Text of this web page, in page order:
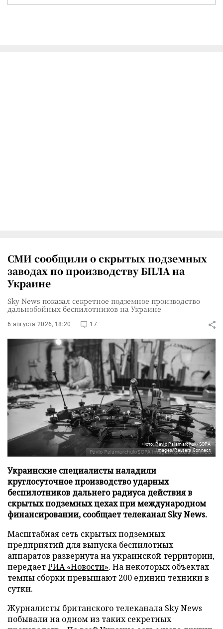
СМИ сообщили о скрытых подземных
заводах по производству БПЛА на
Украине
Sky News показал секретное подземное производство
дальнобойных беспилотников на Украине
6 августа 2026, 18:20 17
Фото: Pavlo Palamarchuk/SOPA
Images/Reuters Connect
Украинские специалисты наладили
круглосуточное производство ударных
беспилотников дальнего радиуса действия в
скрытых подземных цехах при международном
финансировании, сообщает телеканал Sky News.
Масштабная сеть скрытых подземных
предприятий для выпуска беспилотных
аппаратов развернута на украинской территории,
передаетРИА «Новости». На некоторых объектах
темпы сборки превышают 200 единиц техники в
сутки.
Журналисты британского телеканала Sky News
побывали на одном из таких секретных